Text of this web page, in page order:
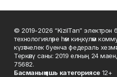
© 2019-2026 “KizilTan” электрон
технологияләре һәм киңкүләм
күзәтчелек буенча федераль
Теркәлү саны: 2019 елның 24
75682.
Басманың яшь категориясе12+